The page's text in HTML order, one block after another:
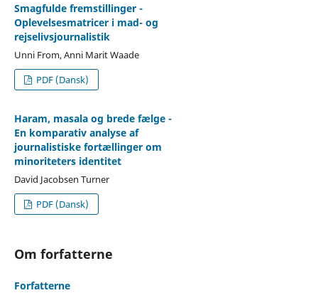
Smagfulde fremstillinger -
Oplevelsesmatricer i mad- og
rejselivsjournalistik
Unni From, Anni Marit Waade
PDF (Dansk)
Haram, masala og brede fælge -
En komparativ analyse af
journalistiske fortællinger om
minoriteters identitet
David Jacobsen Turner
PDF (Dansk)
Om forfatterne
Forfatterne